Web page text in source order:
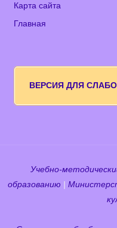
Карта сайта
Главная
ВЕРСИЯ ДЛЯ
Учебно-
образованию